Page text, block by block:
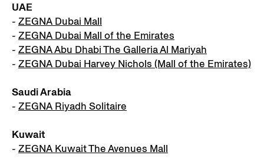
UAE
- ZEGNA Dubai Mall
- ZEGNA Dubai Mall of the Emirates
- ZEGNA Abu Dhabi The Galleria Al Mariyah
- ZEGNA Dubai Harvey Nichols (Mall of the Emirates)
Saudi Arabia
- ZEGNA Riyadh Solitaire
Kuwait
- ZEGNA Kuwait The Avenues Mall